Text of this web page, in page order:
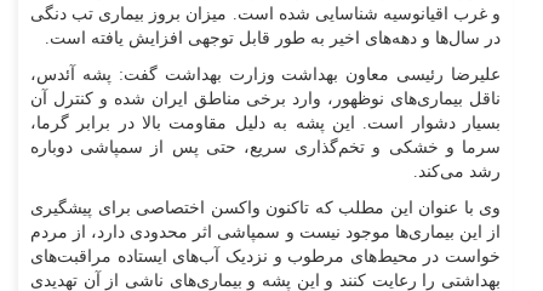
و غرب اقیانوسیه شناسایی شده است. میزان بروز بیماری تب دنگی
در سال‌ها و دهه‌های اخیر به طور قابل توجهی افزایش یافته است.
علیرضا رئیسی معاون بهداشت وزارت بهداشت گفت: پشه آئدس،
ناقل بیماری‌های نوظهور، وارد برخی مناطق ایران شده و کنترل آن
بسیار دشوار است. این پشه به دلیل مقاومت بالا در برابر گرما،
سرما و خشکی و تخم‌گذاری سریع، حتی پس از سمپاشی دوباره
رشد می‌کند.
وی با عنوان این مطلب که تاکنون واکسن اختصاصی برای پیشگیری
از این بیماری‌ها موجود نیست و سمپاشی اثر محدودی دارد، از مردم
خواست در محیط‌های مرطوب و نزدیک آب‌های ایستاده مراقبت‌های
بهداشتی را رعایت کنند و این پشه و بیماری‌های ناشی از آن تهدیدی